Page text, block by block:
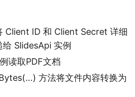
Client ID 和 Client Secret 详细
SlidesApi 实例
读取PDF文档
方法将文件内容转换为